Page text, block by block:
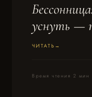
уснуть —
ЧИТАТЬ
Время чтения 2 мин